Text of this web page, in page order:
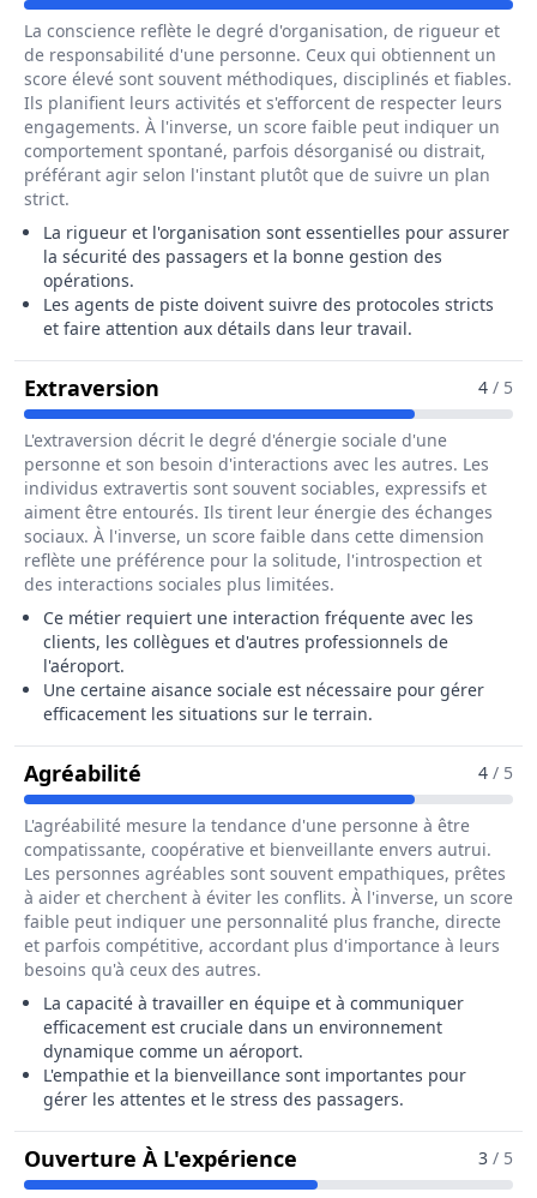
La conscience reflète le degré d'organisation, de rigueur et
de responsabilité d'une personne. Ceux qui obtiennent un
score élevé sont souvent méthodiques, disciplinés et fiables.
Ils planifient leurs activités et s'efforcent de respecter leurs
engagements. À l'inverse, un score faible peut indiquer un
comportement spontané, parfois désorganisé ou distrait,
préférant agir selon l'instant plutôt que de suivre un plan
strict.
La rigueur et l'organisation sont essentielles pour assurer
la sécurité des passagers et la bonne gestion des
opérations.
Les agents de piste doivent suivre des protocoles stricts
et faire attention aux détails dans leur travail.
Extraversion Pour Le Métier De Agent / Agente
4 / 5
L'extraversion décrit le degré d'énergie sociale d'une
personne et son besoin d'interactions avec les autres. Les
individus extravertis sont souvent sociables, expressifs et
aiment être entourés. Ils tirent leur énergie des échanges
sociaux. À l'inverse, un score faible dans cette dimension
reflète une préférence pour la solitude, l'introspection et
des interactions sociales plus limitées.
Ce métier requiert une interaction fréquente avec les
clients, les collègues et d'autres professionnels de
l'aéroport.
Une certaine aisance sociale est nécessaire pour gérer
efficacement les situations sur le terrain.
Agréabilité Pour Le Métier De Agent / Agente
4 / 5
L'agréabilité mesure la tendance d'une personne à être
compatissante, coopérative et bienveillante envers autrui.
Les personnes agréables sont souvent empathiques, prêtes
à aider et cherchent à éviter les conflits. À l'inverse, un score
faible peut indiquer une personnalité plus franche, directe
et parfois compétitive, accordant plus d'importance à leurs
besoins qu'à ceux des autres.
La capacité à travailler en équipe et à communiquer
efficacement est cruciale dans un environnement
dynamique comme un aéroport.
L'empathie et la bienveillance sont importantes pour
gérer les attentes et le stress des passagers.
Ouverture À L'expérience Pour Le Métier De
3 / 5